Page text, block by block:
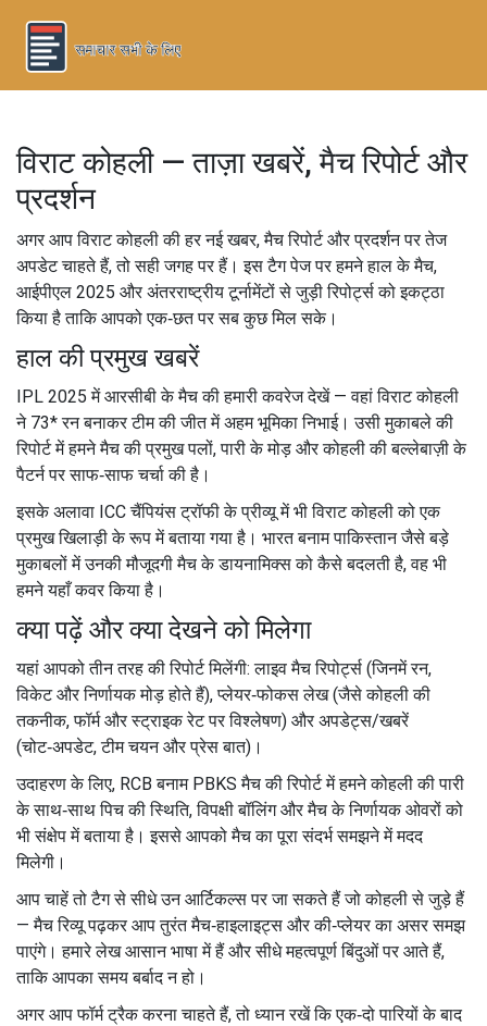
विराट कोहली — ताज़ा खबरें, मैच रिपोर्ट और
प्रदर्शन
अगर आप विराट कोहली की हर नई खबर, मैच रिपोर्ट और प्रदर्शन पर तेज
अपडेट चाहते हैं, तो सही जगह पर हैं। इस टैग पेज पर हमने हाल के मैच,
आईपीएल 2025 और अंतरराष्ट्रीय टूर्नामेंटों से जुड़ी रिपोर्ट्स को इकट्ठा
किया है ताकि आपको एक‑छत पर सब कुछ मिल सके।
हाल की प्रमुख खबरें
IPL 2025 में आरसीबी के मैच की हमारी कवरेज देखें — वहां विराट कोहली
ने 73* रन बनाकर टीम की जीत में अहम भूमिका निभाई। उसी मुकाबले की
रिपोर्ट में हमने मैच की प्रमुख पलों, पारी के मोड़ और कोहली की बल्लेबाज़ी के
पैटर्न पर साफ‑साफ चर्चा की है।
इसके अलावा ICC चैंपियंस ट्रॉफी के प्रीव्यू में भी विराट कोहली को एक
प्रमुख खिलाड़ी के रूप में बताया गया है। भारत बनाम पाकिस्तान जैसे बड़े
मुकाबलों में उनकी मौजूदगी मैच के डायनामिक्स को कैसे बदलती है, वह भी
हमने यहाँ कवर किया है।
क्या पढ़ें और क्या देखने को मिलेगा
यहां आपको तीन तरह की रिपोर्ट मिलेंगी: लाइव मैच रिपोर्ट्स (जिनमें रन,
विकेट और निर्णायक मोड़ होते हैं), प्लेयर‑फोकस लेख (जैसे कोहली की
तकनीक, फॉर्म और स्ट्राइक रेट पर विश्लेषण) और अपडेट्स/खबरें
(चोट‑अपडेट, टीम चयन और प्रेस बात)।
उदाहरण के लिए, RCB बनाम PBKS मैच की रिपोर्ट में हमने कोहली की पारी
के साथ‑साथ पिच की स्थिति, विपक्षी बॉलिंग और मैच के निर्णायक ओवरों को
भी संक्षेप में बताया है। इससे आपको मैच का पूरा संदर्भ समझने में मदद
मिलेगी।
आप चाहें तो टैग से सीधे उन आर्टिकल्स पर जा सकते हैं जो कोहली से जुड़े हैं
— मैच रिव्यू पढ़कर आप तुरंत मैच‑हाइलाइट्स और की‑प्लेयर का असर समझ
पाएंगे। हमारे लेख आसान भाषा में हैं और सीधे महत्वपूर्ण बिंदुओं पर आते हैं,
ताकि आपका समय बर्बाद न हो।
अगर आप फॉर्म ट्रैक करना चाहते हैं, तो ध्यान रखें कि एक‑दो पारियों के बाद